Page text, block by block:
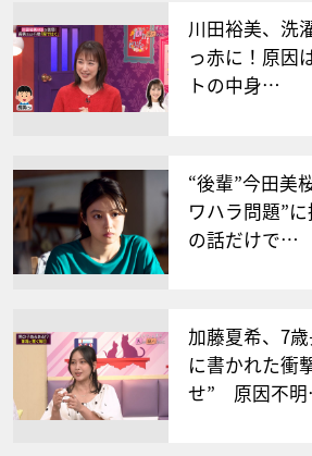
川田裕美、洗
っ赤に！原因
トの中身…
“後輩”今田美
ワハラ問題”
の話だけで…
加藤夏希、7
に書かれた衝
せ” 原因不